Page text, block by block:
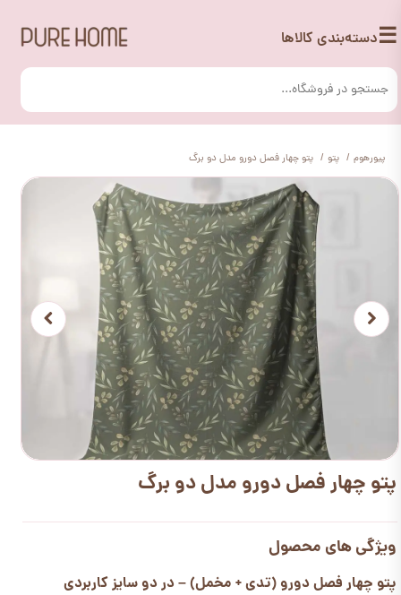
☰دسته‌بندی کالاها
پیورهوم پتو پتو چهار فصل دورو مدل دو برگ
پتو چهار فصل دورو مدل دو برگ
ویژگی های محصول
پتو چهار فصل دورو (تدی + مخمل) – در دو سایز کاربردی